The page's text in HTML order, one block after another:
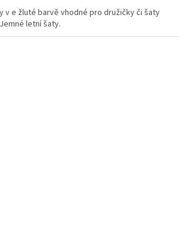
v e žluté barvě vhodné pro družičky či šaty
letní šaty.